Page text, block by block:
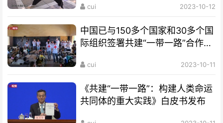
cui 2023-10-12
中国已与150多个国家和30多个国
际组织签署共建“一带一路”合作文
cui 2023-10-11
《共建“一带一路”：构建人类命运
共同体的重大实践》白皮书发布